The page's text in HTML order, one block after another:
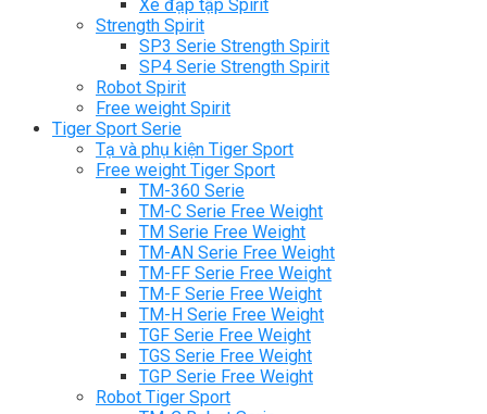
Xe đạp tập Spirit
Strength Spirit
SP3 Serie Strength Spirit
SP4 Serie Strength Spirit
Robot Spirit
Free weight Spirit
Tiger Sport Serie
Tạ và phụ kiện Tiger Sport
Free weight Tiger Sport
TM-360 Serie
TM-C Serie Free Weight
TM Serie Free Weight
TM-AN Serie Free Weight
TM-FF Serie Free Weight
TM-F Serie Free Weight
TM-H Serie Free Weight
TGF Serie Free Weight
TGS Serie Free Weight
TGP Serie Free Weight
Robot Tiger Sport